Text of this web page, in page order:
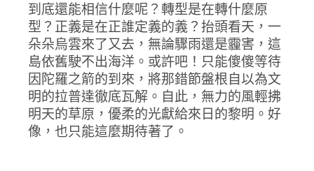
到底還能相信什麼呢？轉型是在轉什麼原
型？正義是在正誰定義的義？抬頭看天，一
朵朵烏雲來了又去，無論驟雨還是霾害，這
島依舊駛不出海洋。或許吧！只能傻傻等待
因陀羅之箭的到來，將那錯節盤根自以為文
明的拉普達徹底瓦解。自此，無力的風輕拂
明天的草原，優柔的光獻給來日的黎明。好
像，也只能這麼期待著了。